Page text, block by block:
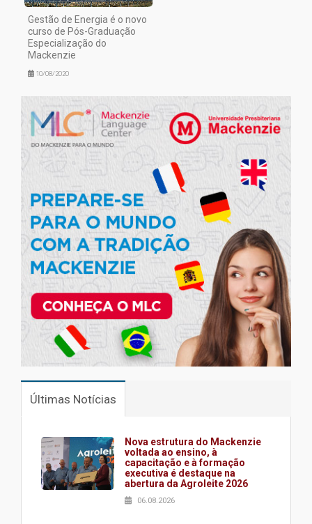
Gestão de Energia é o novo
curso de Pós-Graduação
Especialização do
Mackenzie
10/08/2020
Últimas Notícias
Nova estrutura do Mackenzie
voltada ao ensino, à
capacitação e à formação
executiva é destaque na
abertura da Agroleite 2026
06.08.2026